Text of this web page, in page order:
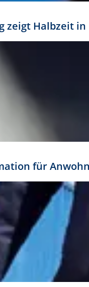
zeigt Halbzeit
für